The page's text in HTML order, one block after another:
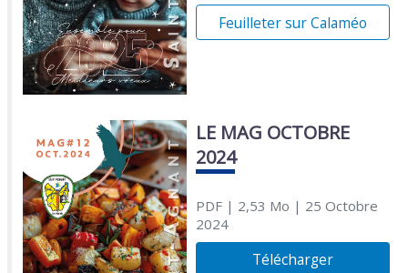
Feuilleter sur Calaméo
LE MAG OCTOBRE
2024
PDF| 2,53 Mo | 25 Octobre
2024
Télécharger